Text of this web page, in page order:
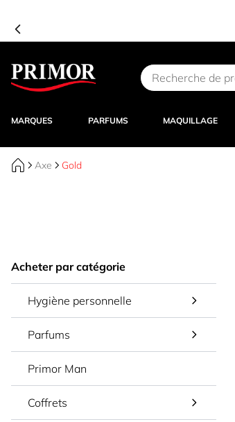
Aller au contenu
MARQUES PARFUMS MAQUILLAGE
Axe Gold
Acheter par catégorie
Hygiène personnelle
Parfums
Primor Man
Coffrets